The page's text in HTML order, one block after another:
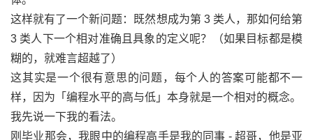
这样就有了一个新问题：既然想成为第 3 类人，那如何给第
3 类人下一个相对准确且具象的定义呢？（如果目标都是模
糊的，就难言超越了）
这其实是一个很有意思的问题，每个人的答案可能都不一
样，因为「编程水平的高与低」本身就是一个相对的概念。
我先说一下我的看法。
刚毕业那会，我眼中的编程高手是我的同事 - 超哥，他是亚